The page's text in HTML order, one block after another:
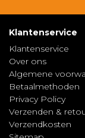
Klantenservice
Klantenservice
Over ons
Algemene
Betaalmethoden
Privacy Policy
Verzenden &
Verzendkosten